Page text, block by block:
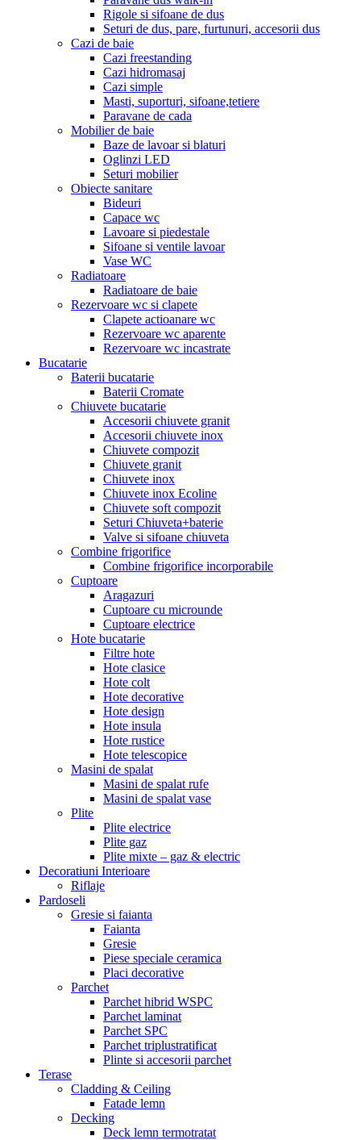
Rigole si sifoane de dus
Seturi de dus, pare, furtunuri, accesorii dus
Cazi de baie
Cazi freestanding
Cazi hidromasaj
Cazi simple
Masti, suporturi, sifoane,tetiere
Paravane de cada
Mobilier de baie
Baze de lavoar si blaturi
Oglinzi LED
Seturi mobilier
Obiecte sanitare
Bideuri
Capace wc
Lavoare si piedestale
Sifoane si ventile lavoar
Vase WC
Radiatoare
Radiatoare de baie
Rezervoare wc si clapete
Clapete actioanare wc
Rezervoare wc aparente
Rezervoare wc incastrate
Bucatarie
Baterii bucatarie
Baterii Cromate
Chiuvete bucatarie
Accesorii chiuvete granit
Accesorii chiuvete inox
Chiuvete compozit
Chiuvete granit
Chiuvete inox
Chiuvete inox Ecoline
Chiuvete soft compozit
Seturi Chiuveta+baterie
Valve si sifoane chiuveta
Combine frigorifice
Combine frigorifice incorporabile
Cuptoare
Aragazuri
Cuptoare cu microunde
Cuptoare electrice
Hote bucatarie
Filtre hote
Hote clasice
Hote colt
Hote decorative
Hote design
Hote insula
Hote rustice
Hote telescopice
Masini de spalat
Masini de spalat rufe
Masini de spalat vase
Plite
Plite electrice
Plite gaz
Plite mixte – gaz & electric
Decoratiuni Interioare
Riflaje
Pardoseli
Gresie si faianta
Faianta
Gresie
Piese speciale ceramica
Placi decorative
Parchet
Parchet hibrid WSPC
Parchet laminat
Parchet SPC
Parchet triplustratificat
Plinte si accesorii parchet
Terase
Cladding & Ceiling
Fatade lemn
Decking
Deck lemn termotratat